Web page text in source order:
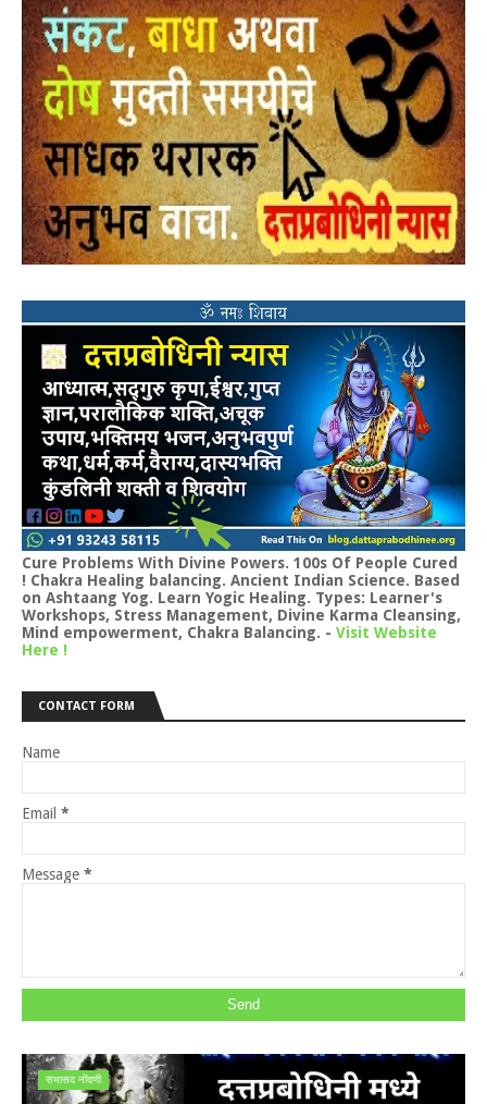
Cure Problems With Divine Powers. 100s Of People Cured
! Chakra Healing balancing. Ancient Indian Science. Based
on Ashtaang Yog. Learn Yogic Healing. Types: Learner's
Workshops, Stress Management, Divine Karma Cleansing,
Mind empowerment, Chakra Balancing. - Visit Website
Here !
CONTACT FORM
Name
Email *
Message *
सभासद नोंदणी